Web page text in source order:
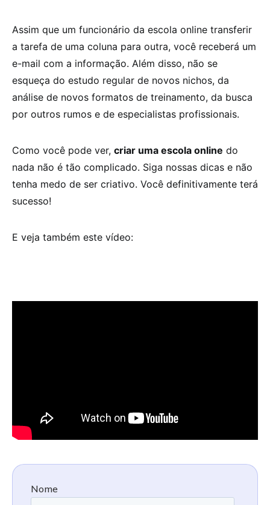
Assim que um funcionário da escola online transferir
a tarefa de uma coluna para outra, você receberá um
e-mail com a informação. Além disso, não se
esqueça do estudo regular de novos nichos, da
análise de novos formatos de treinamento, da busca
por outros rumos e de especialistas profissionais.
Como você pode ver, criar uma escola online do
nada não é tão complicado. Siga nossas dicas e não
tenha medo de ser criativo. Você definitivamente terá
sucesso!
E veja também este vídeo: